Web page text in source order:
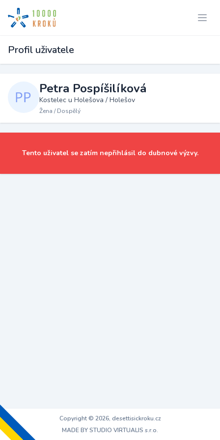
Profil uživatele
Petra Pospíšilíková
Kostelec u Holešova / Holešov
Žena / Dospělý
Tento uživatel se zatím nepřihlásil do dubnové výzvy.
Copyright © 2026, desettisickroku.cz
MADE BY STUDIO VIRTUALIS s.r.o.